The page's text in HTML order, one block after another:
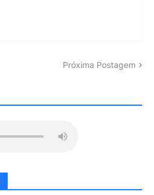
Próxima Postagem